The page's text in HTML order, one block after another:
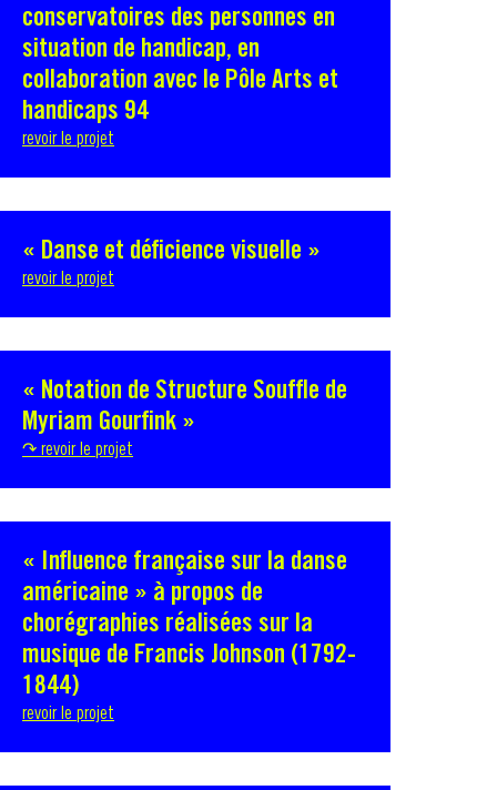
conservatoires des personnes en
situation de handicap, en
collaboration avec le Pôle Arts et
handicaps 94
revoir le projet
« Danse et déficience visuelle »
revoir le projet
« Notation de Structure Souffle de
Myriam Gourfink »
↷ revoir le projet
« Influence française sur la danse
américaine » à propos de
chorégraphies réalisées sur la
musique de Francis Johnson (1792-
1844)
revoir le projet